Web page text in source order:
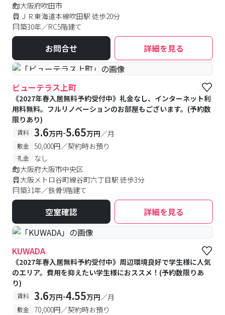
大阪府吹田市
ＪＲ東海道本線吹田駅 徒歩20分
築30年／RC5階建て
お問合せ 詳細を見る
#予約受付中 #空室待ち
ビューテラス上町
《2027年春入居無料予約受付中》礼金なし、インターネット利
用料無料。フルリノベーションのお部屋もございます。(予約数
限りあり)
賃料 3.6万円-5.65万円／月
敷金 50,000円／契約時お預り
礼金
なし
大阪府大阪市中央区
大阪メトロ谷町線谷町六丁目駅 徒歩3分
築31年／鉄骨9階建て
空室確認 詳細を見る
KUWADA
《2027年春入居無料予約受付中》周辺環境良好で学生様に人気
のエリア。費用を抑えたい学生様におススメ！(予約数限りあ
り)
賃料 3.6万円-4.55万円／月
敷金 70,000円／契約時お預り